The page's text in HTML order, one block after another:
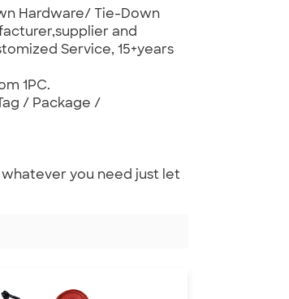
Hardware/ Tie-Down
and
Service, 15+years
1PC.
/ Package /
you need just let